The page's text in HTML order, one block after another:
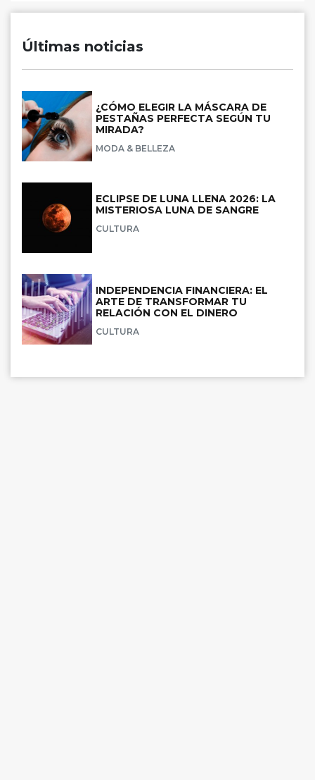
Últimas noticias
¿CÓMO ELEGIR LA MÁSCARA DE
PESTAÑAS PERFECTA SEGÚN TU
MIRADA?
MODA & BELLEZA
ECLIPSE DE LUNA LLENA 2026: LA
MISTERIOSA LUNA DE SANGRE
CULTURA
INDEPENDENCIA FINANCIERA: EL
ARTE DE TRANSFORMAR TU
RELACIÓN CON EL DINERO
CULTURA